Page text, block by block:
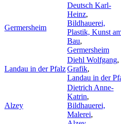
Germersheim
Deutsch Karl-
Heinz,
Bildhauerei,
Plastik, Kunst
Bau,
Germersheim
Landau in der Pfalz
Diehl Wolfgang,
Grafik,
Landau in der
Alzey
Dietrich Anne-
Katrin,
Bildhauerei,
Malerei,